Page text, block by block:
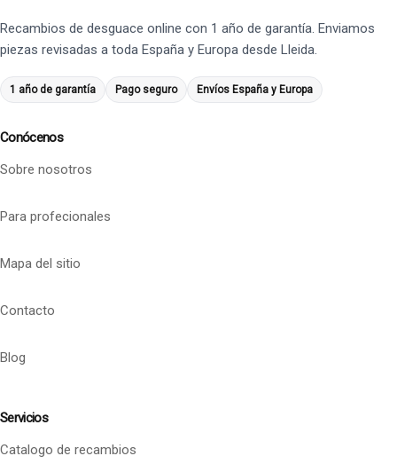
Recambios de desguace online con 1 año de garantía. Enviamos
piezas revisadas a toda España y Europa desde Lleida.
1 año de garantía Pago seguro Envíos España y Europa
Conócenos
Sobre nosotros
Para profecionales
Mapa del sitio
Contacto
Blog
Servicios
Catalogo de recambios